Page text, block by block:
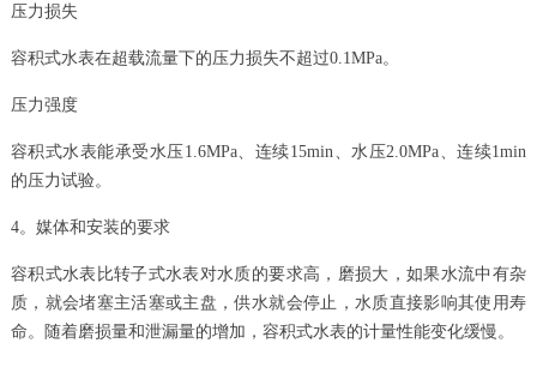
压力损失
容积式水表在超载流量下的压力损失不超过0.1MPa。
压力强度
容积式水表能承受水压1.6MPa、连续15min、水压2.0MPa、连续1min
的压力试验。
4。媒体和安装的要求
容积式水表比转子式水表对水质的要求高，磨损大，如果水流中有杂
质，就会堵塞主活塞或主盘，供水就会停止，水质直接影响其使用寿
命。随着磨损量和泄漏量的增加，容积式水表的计量性能变化缓慢。